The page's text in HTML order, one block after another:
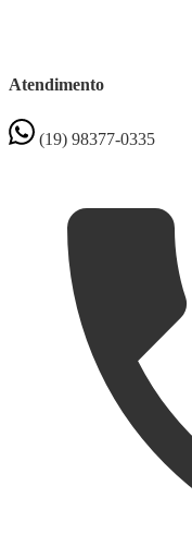
Atendimento
(19) 98377-0335